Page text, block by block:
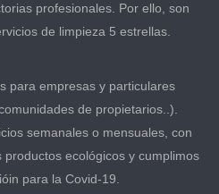
profesionales. Por ello, son
de limpieza 5 estrellas.
para empresas y particulares
de propietarios..).
semanales o mensuales, con
ecológicos y cumplimos
para la Covid-19.